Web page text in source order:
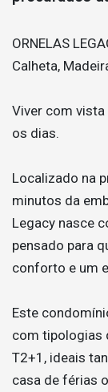
ORNELAS
Calheta,
Viver com
os dias.
Localizado na
minutos da
Legacy nasce
pensado para
conforto e um
Este
com tipologias
T2+1, ideais
casa de férias